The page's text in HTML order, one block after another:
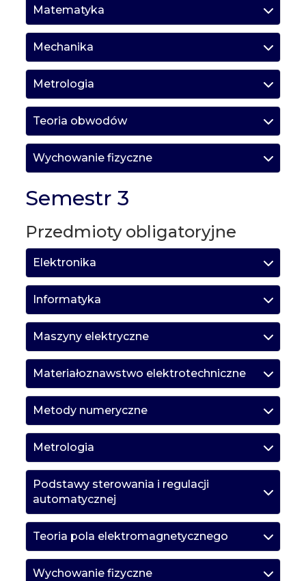
Matematyka
Mechanika
Metrologia
Teoria obwodów
Wychowanie fizyczne
Semestr 3
Przedmioty obligatoryjne
Elektronika
Informatyka
Maszyny elektryczne
Materiałoznawstwo elektrotechniczne
Metody numeryczne
Metrologia
Podstawy sterowania i regulacji
automatycznej
Teoria pola elektromagnetycznego
Wychowanie fizyczne